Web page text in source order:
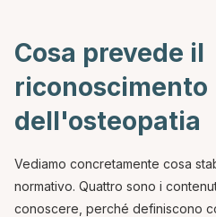
Cosa prevede il
riconoscimento
dell'osteopatia
Vediamo concretamente cosa
normativo. Quattro sono i
conoscere, perché definiscono